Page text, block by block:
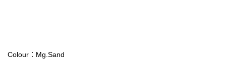
Colour：Mg.Sand